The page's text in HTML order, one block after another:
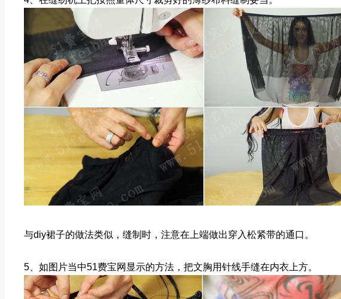
与diy裙子的做法类似，缝制时，注意在上端做出穿入松紧带的通口。
5、如图片当中51费宝网显示的方法，把文胸用针线手缝在内衣上方。